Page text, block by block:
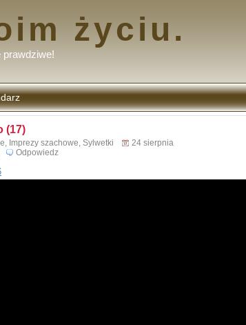
życiu.
prawdziwe!
(17)
, Imprezy szachowe, Sylwetki
24 sierpnia
Odpowiedz